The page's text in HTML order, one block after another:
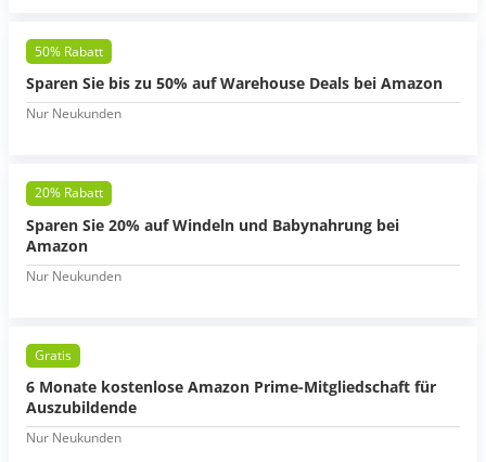
50% Rabatt
Sparen Sie bis zu 50% auf Warehouse Deals bei Amazon
Nur Neukunden
20% Rabatt
Sparen Sie 20% auf Windeln und Babynahrung bei
Amazon
Nur Neukunden
Gratis
6 Monate kostenlose Amazon Prime-Mitgliedschaft für
Auszubildende
Nur Neukunden